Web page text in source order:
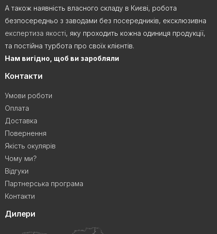
А також наявність власного складу в Києві, робота
безпосередньо з заводами без посередників, ексклюзивна
експертиза якості, яку проходить кожна одиниця продукції,
та постійна турбота про своїх клієнтів.
Нам вигідно, щоб ви заробляли
Контакти
Умови роботи
Оплата
Доставка
Повернення
Якість окулярів
Чому ми?
Відгуки
Партнерська програма
Контакти
Дилери